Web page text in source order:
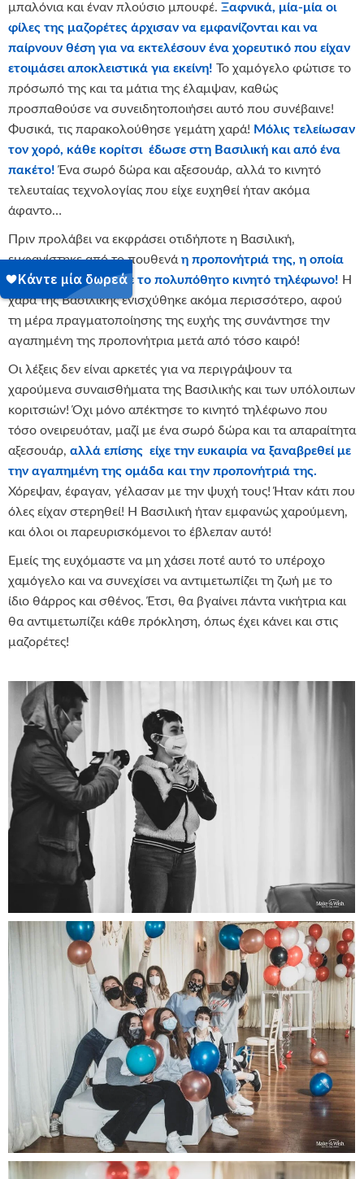
μπαλόνια και έναν πλούσιο μπουφέ. Ξαφνικά, μία-μία οι
φίλες της μαζορέτες άρχισαν να εμφανίζονται και να
παίρνουν θέση για να εκτελέσουν ένα χορευτικό που είχαν
ετοιμάσει αποκλειστικά για εκείνη! Το χαμόγελο φώτισε το
πρόσωπό της και τα μάτια της έλαμψαν, καθώς
προσπαθούσε να συνειδητοποιήσει αυτό που συνέβαινε!
Φυσικά, τις παρακολούθησε γεμάτη χαρά! Μόλις τελείωσαν
τον χορό, κάθε κορίτσι έδωσε στη Βασιλική και από ένα
πακέτο! Ένα σωρό δώρα και αξεσουάρ, αλλά το κινητό
τελευταίας τεχνολογίας που είχε ευχηθεί ήταν ακόμα
άφαντο…
Πριν προλάβει να εκφράσει οτιδήποτε η Βασιλική,
εμφανίστηκε από το πουθενά η προπονήτριά της, η οποία
τελικά της παρέδωσε το πολυπόθητο κινητό τηλέφωνο! Η
χαρά της Βασιλικής ενισχύθηκε ακόμα περισσότερο, αφού
τη μέρα πραγματοποίησης της ευχής της συνάντησε την
αγαπημένη της προπονήτρια μετά από τόσο καιρό!
Οι λέξεις δεν είναι αρκετές για να περιγράψουν τα
χαρούμενα συναισθήματα της Βασιλικής και των υπόλοιπων
κοριτσιών! Όχι μόνο απέκτησε το κινητό τηλέφωνο που
τόσο ονειρευόταν, μαζί με ένα σωρό δώρα και τα απαραίτητα
αξεσουάρ, αλλά επίσης είχε την ευκαιρία να ξαναβρεθεί με
την αγαπημένη της ομάδα και την προπονήτριά της.
Χόρεψαν, έφαγαν, γέλασαν με την ψυχή τους! Ήταν κάτι που
όλες είχαν στερηθεί! Η Βασιλική ήταν εμφανώς χαρούμενη,
και όλοι οι παρευρισκόμενοι το έβλεπαν αυτό!
Εμείς της ευχόμαστε να μη χάσει ποτέ αυτό το υπέροχο
χαμόγελο και να συνεχίσει να αντιμετωπίζει τη ζωή με το
ίδιο θάρρος και σθένος. Έτσι, θα βγαίνει πάντα νικήτρια και
θα αντιμετωπίζει κάθε πρόκληση, όπως έχει κάνει και στις
μαζορέτες!